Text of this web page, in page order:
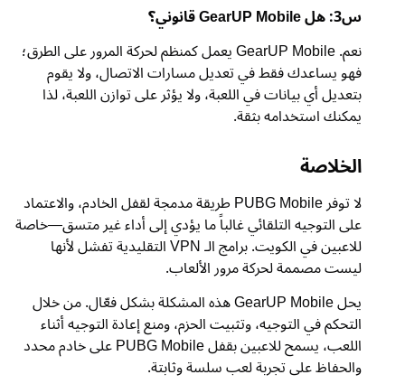
س3: هل GearUP Mobile قانوني؟
نعم. GearUP Mobile يعمل كمنظم لحركة المرور على الطرق؛
فهو يساعدك فقط في تعديل مسارات الاتصال، ولا يقوم
بتعديل أي بيانات في اللعبة، ولا يؤثر على توازن اللعبة، لذا
يمكنك استخدامه بثقة.
الخلاصة
لا توفر PUBG Mobile طريقة مدمجة لقفل الخادم، والاعتماد
على التوجيه التلقائي غالباً ما يؤدي إلى أداء غير متسق—خاصة
للاعبين في الكويت. برامج الـ VPN التقليدية تفشل لأنها
ليست مصممة لحركة مرور الألعاب.
يحل GearUP Mobile هذه المشكلة بشكل فعّال. من خلال
التحكم في التوجيه، وتثبيت الحزم، ومنع إعادة التوجيه أثناء
اللعب، يسمح للاعبين بقفل PUBG Mobile على خادم محدد
والحفاظ على تجربة لعب سلسة وثابتة.